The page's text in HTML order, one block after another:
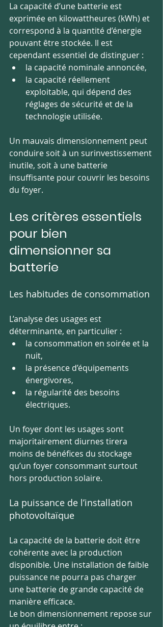
La capacité d’une batterie est
exprimée en kilowattheures (kWh) et
correspond à la quantité d’énergie
pouvant être stockée. Il est
cependant essentiel de distinguer :
la capacité nominale annoncée,
la capacité réellement
exploitable, qui dépend des
réglages de sécurité et de la
technologie utilisée.
Un mauvais dimensionnement peut
conduire soit à un surinvestissement
inutile, soit à une batterie
insuffisante pour couvrir les besoins
du foyer.
Les critères essentiels
pour bien
dimensionner sa
batterie
Les habitudes de consommation
L’analyse des usages est
déterminante, en particulier :
la consommation en soirée et la
nuit,
la présence d’équipements
énergivores,
la régularité des besoins
électriques.
Un foyer dont les usages sont
majoritairement diurnes tirera
moins de bénéfices du stockage
qu’un foyer consommant surtout
hors production solaire.
La puissance de l’installation
photovoltaïque
La capacité de la batterie doit être
cohérente avec la production
disponible. Une installation de faible
puissance ne pourra pas charger
une batterie de grande capacité de
manière efficace.
Le bon dimensionnement repose sur